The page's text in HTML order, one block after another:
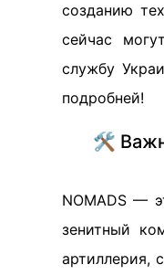
созданию
сейчас
службу
подробней!
🛠️
NOMADS —
зенитный
артиллерия,